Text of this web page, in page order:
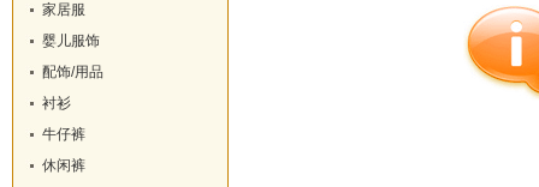
家居服
婴儿服饰
配饰/用品
衬衫
牛仔裤
休闲裤